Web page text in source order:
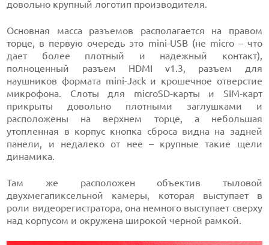
довольно крупный логотип производителя.
Основная масса разъемов располагается на правом
торце, в первую очередь это mini-USB (не micro – что
дает более плотный и надежный контакт),
полноценный разъем HDMI v1.3, разъем для
наушников формата mini-Jack и крошечное отверстие
микрофона. Слоты для microSD-карты и SIM-карт
прикрыты довольно плотными заглушками и
расположены на верхнем торце, а небольшая
утопленная в корпус кнопка сброса видна на задней
панели, и недалеко от нее – крупные такие щели
динамика.
Там же расположен объектив тыловой
двухмегапиксельной камеры, которая выступает в
роли видеорегистратора, она немного выступает сверху
над корпусом и окружена широкой черной рамкой.